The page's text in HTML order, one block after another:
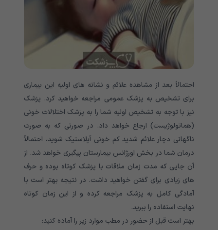
احتمالاً بعد از مشاهده علائم و نشانه های اولیه این بیماری
برای تشخیص به پزشک عمومی مراجعه خواهید کرد. پزشک
نیز با توجه به تشخیص اولیه شما را به پزشک اختلالات خونی
(هماتولوژیست) ارجاع خواهد داد. در صورتی که به صورت
ناگهانی دچار علائم شدید کم خونی آپلاستیک شوید، احتمالاً
درمان شما در بخش اورژانس بیمارستان پیگیری خواهد شد. از
آن جایی که مدت زمان ملاقات با پزشک کوتاه بوده و حرف
های زیادی برای گفتن خواهید داشت. در نتیجه بهتر است با
آمادگی کامل به پزشک مراجعه کرده و از این زمان کوتاه
نهایت استفاده را ببرید.
بهتر است قبل از حضور در مطب موارد زیر را آماده کنید: